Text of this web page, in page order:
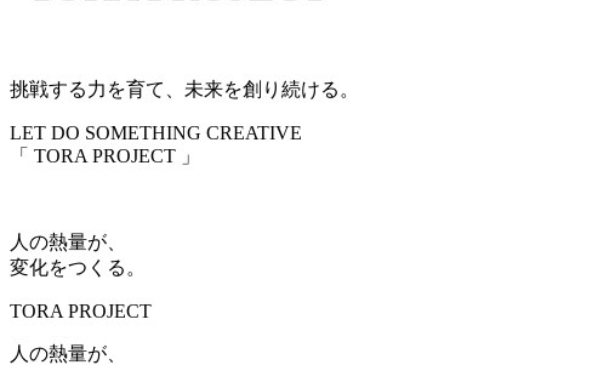
挑戦する力を育て、未来を創り続ける。
LET DO SOMETHING CREATIVE
「 TORA PROJECT 」
人の熱量が、
変化をつくる。
TORA PROJECT
人の熱量が、